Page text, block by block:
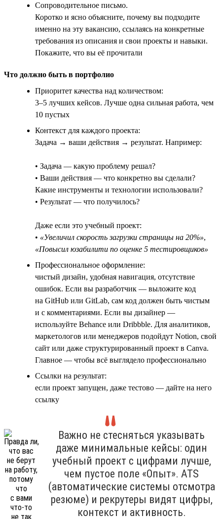
Сопроводительное письмо.
Коротко и ясно объясните, почему вы подходите
именно на эту вакансию, ссылаясь на конкретные
требования из описания и свои проекты и навыки.
Покажите, что вы её прочитали
Что должно быть в портфолио
Приоритет качества над количеством:
3–5 лучших кейсов. Лучше одна сильная работа, чем
10 пустых
Контекст для каждого проекта:
Задача → ваши действия → результат. Например:
• Задача — какую проблему решал?
• Ваши действия — что конкретно вы сделали?
Какие инструменты и технологии использовали?
• Результат — что получилось?
Даже если это учебный проект:
• «Увеличил скорость загрузки страницы на 20%»,
«Повысил юзабилити по оценке 5 тестировщиков»
Профессиональное оформление:
чистый дизайн, удобная навигация, отсутствие
ошибок. Если вы разработчик — выложите код
на GitHub или GitLab, сам код должен быть чистым
и с комментариями. Если вы дизайнер —
используйте Behance или Dribbble. Для аналитиков,
маркетологов или менеджеров подойдут Notion, свой
сайт или даже структурированный проект в Canva.
Главное — чтобы всё выглядело профессионально
Ссылки на результат:
если проект запущен, даже тестово — дайте на него
ссылку
Важно не стесняться указывать
даже минимальные кейсы: один
учебный проект с цифрами лучше,
чем пустое поле «Опыт». ATS
(автоматические системы отсмотра
резюме) и рекрутеры видят цифры,
контекст и активность.